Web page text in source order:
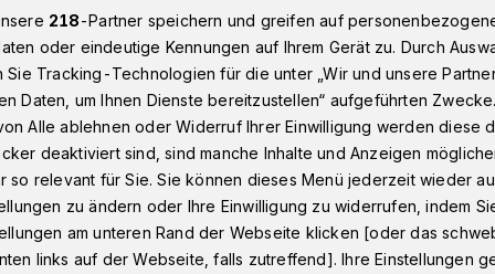
...
218-Partner speichern und greifen auf
oder eindeutige Kennungen auf Ihrem Gerät zu. Durch
Sie Tracking-Technologien für die unter „Wir und unsere
Daten, um Ihnen Dienste bereitzustellen“ aufgeführten
Alle ablehnen oder Widerruf Ihrer Einwilligung werden diese
deaktiviert sind, sind manche Inhalte und Anzeigen
so relevant für Sie. Sie können dieses Menü jederzeit wieder
zu ändern oder Ihre Einwilligung zu widerrufen, indem
am unteren Rand der Webseite klicken [oder das
links auf der Webseite, falls zutreffend]. Ihre Einstellungen